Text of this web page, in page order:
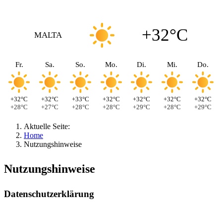
MALTA +32°C
Fr.
+32°C
+28°C
Sa.
+32°C
+27°C
So.
+33°C
+28°C
Mo.
+32°C
+28°C
Di.
+32°C
+29°C
Mi.
+32°C
+28°C
Do.
+32°C
+29°C
Aktuelle Seite:
Home
Nutzungshinweise
Nutzungshinweise
Datenschutzerklärung